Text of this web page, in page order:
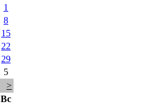
1
8
15
22
29
5
>
Вс